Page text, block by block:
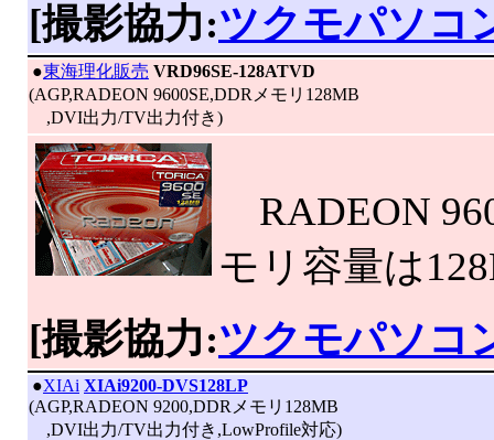
[撮影協力:ツクモパソコ
●東海理化販売 VRD96SE-128ATVD
(AGP,RADEON 9600SE,DDRメモリ128MB
,DVI出力/TV出力付き)
RADEON
モリ容量は
[撮影協力:ツクモパソコ
●XIAi XIAi9200-DVS128LP
(AGP,RADEON 9200,DDRメモリ128MB
,DVI出力/TV出力付き,LowProfile対応)